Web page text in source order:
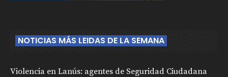
NOTICIAS MÁS LEIDAS DE LA SEMANA
Violencia en Lanús: agentes de Seguridad Ciudadana